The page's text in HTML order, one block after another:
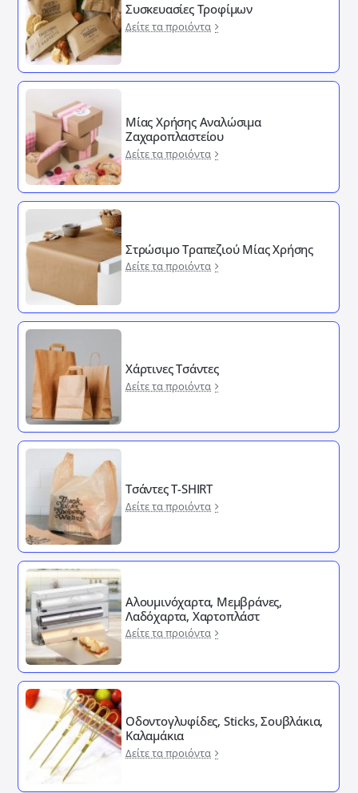
Συσκευασίες Τροφίμων
Δείτε τα προιόντα
Μίας Χρήσης Αναλώσιμα
Ζαχαροπλαστείου
Δείτε τα προιόντα
Στρώσιμο Τραπεζιού Μίας Χρήσης
Δείτε τα προιόντα
Χάρτινες Τσάντες
Δείτε τα προιόντα
Τσάντες T-SHIRT
Δείτε τα προιόντα
Αλουμινόχαρτα, Μεμβράνες,
Λαδόχαρτα, Χαρτοπλάστ
Δείτε τα προιόντα
Οδοντογλυφίδες, Sticks, Σουβλάκια,
Καλαμάκια
Δείτε τα προιόντα